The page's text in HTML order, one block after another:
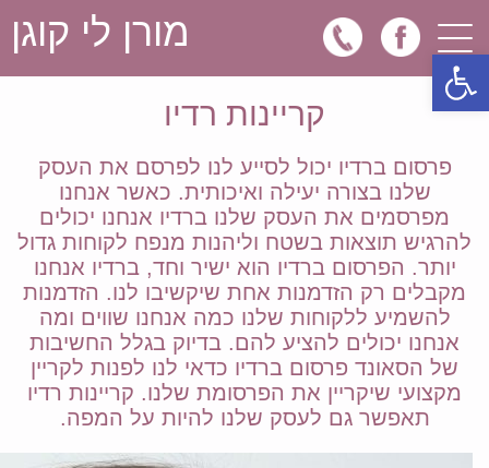
פתח סרגל נגישות
מורן לי קוגן
קריינות למצגות וסרטי תדמית
קריינות למרכזיות וביזנספון
מאמרים
קריינות רדיו
פרסום ברדיו יכול לסייע לנו לפרסם את העסק
שלנו בצורה יעילה ואיכותית. כאשר אנחנו
מפרסמים את העסק שלנו ברדיו אנחנו יכולים
להרגיש תוצאות בשטח וליהנות מנפח לקוחות גדול
יותר. הפרסום ברדיו הוא ישיר וחד, ברדיו אנחנו
מקבלים רק הזדמנות אחת שיקשיבו לנו. הזדמנות
להשמיע ללקוחות שלנו כמה אנחנו שווים ומה
אנחנו יכולים להציע להם. בדיוק בגלל החשיבות
של הסאונד פרסום ברדיו כדאי לנו לפנות לקריין
מקצועי שיקריין את הפרסומת שלנו. קריינות רדיו
תאפשר גם לעסק שלנו להיות על המפה.